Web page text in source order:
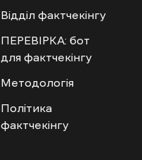
Відділ фактчекінгу
ПЕРЕВІРКА: бот
для фактчекінгу
Методологія
Політика
фактчекінгу